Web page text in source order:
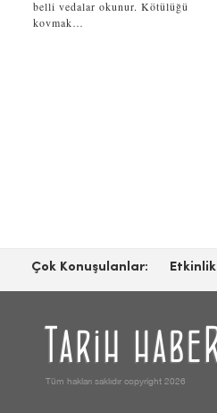
belli vedalar okunur. Kötülüğü
kovmak…
Çok Konuşulanlar: Etkinlik
Tüm hakları saklıdır copyright 2026